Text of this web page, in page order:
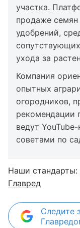
участка.
продаже
удобрений,
ухода за
Компания
опытных
огородников,
рекомендации
ведут
советами по
Наши стандарты:
Главред
Следите